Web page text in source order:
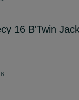
16 B'Twin